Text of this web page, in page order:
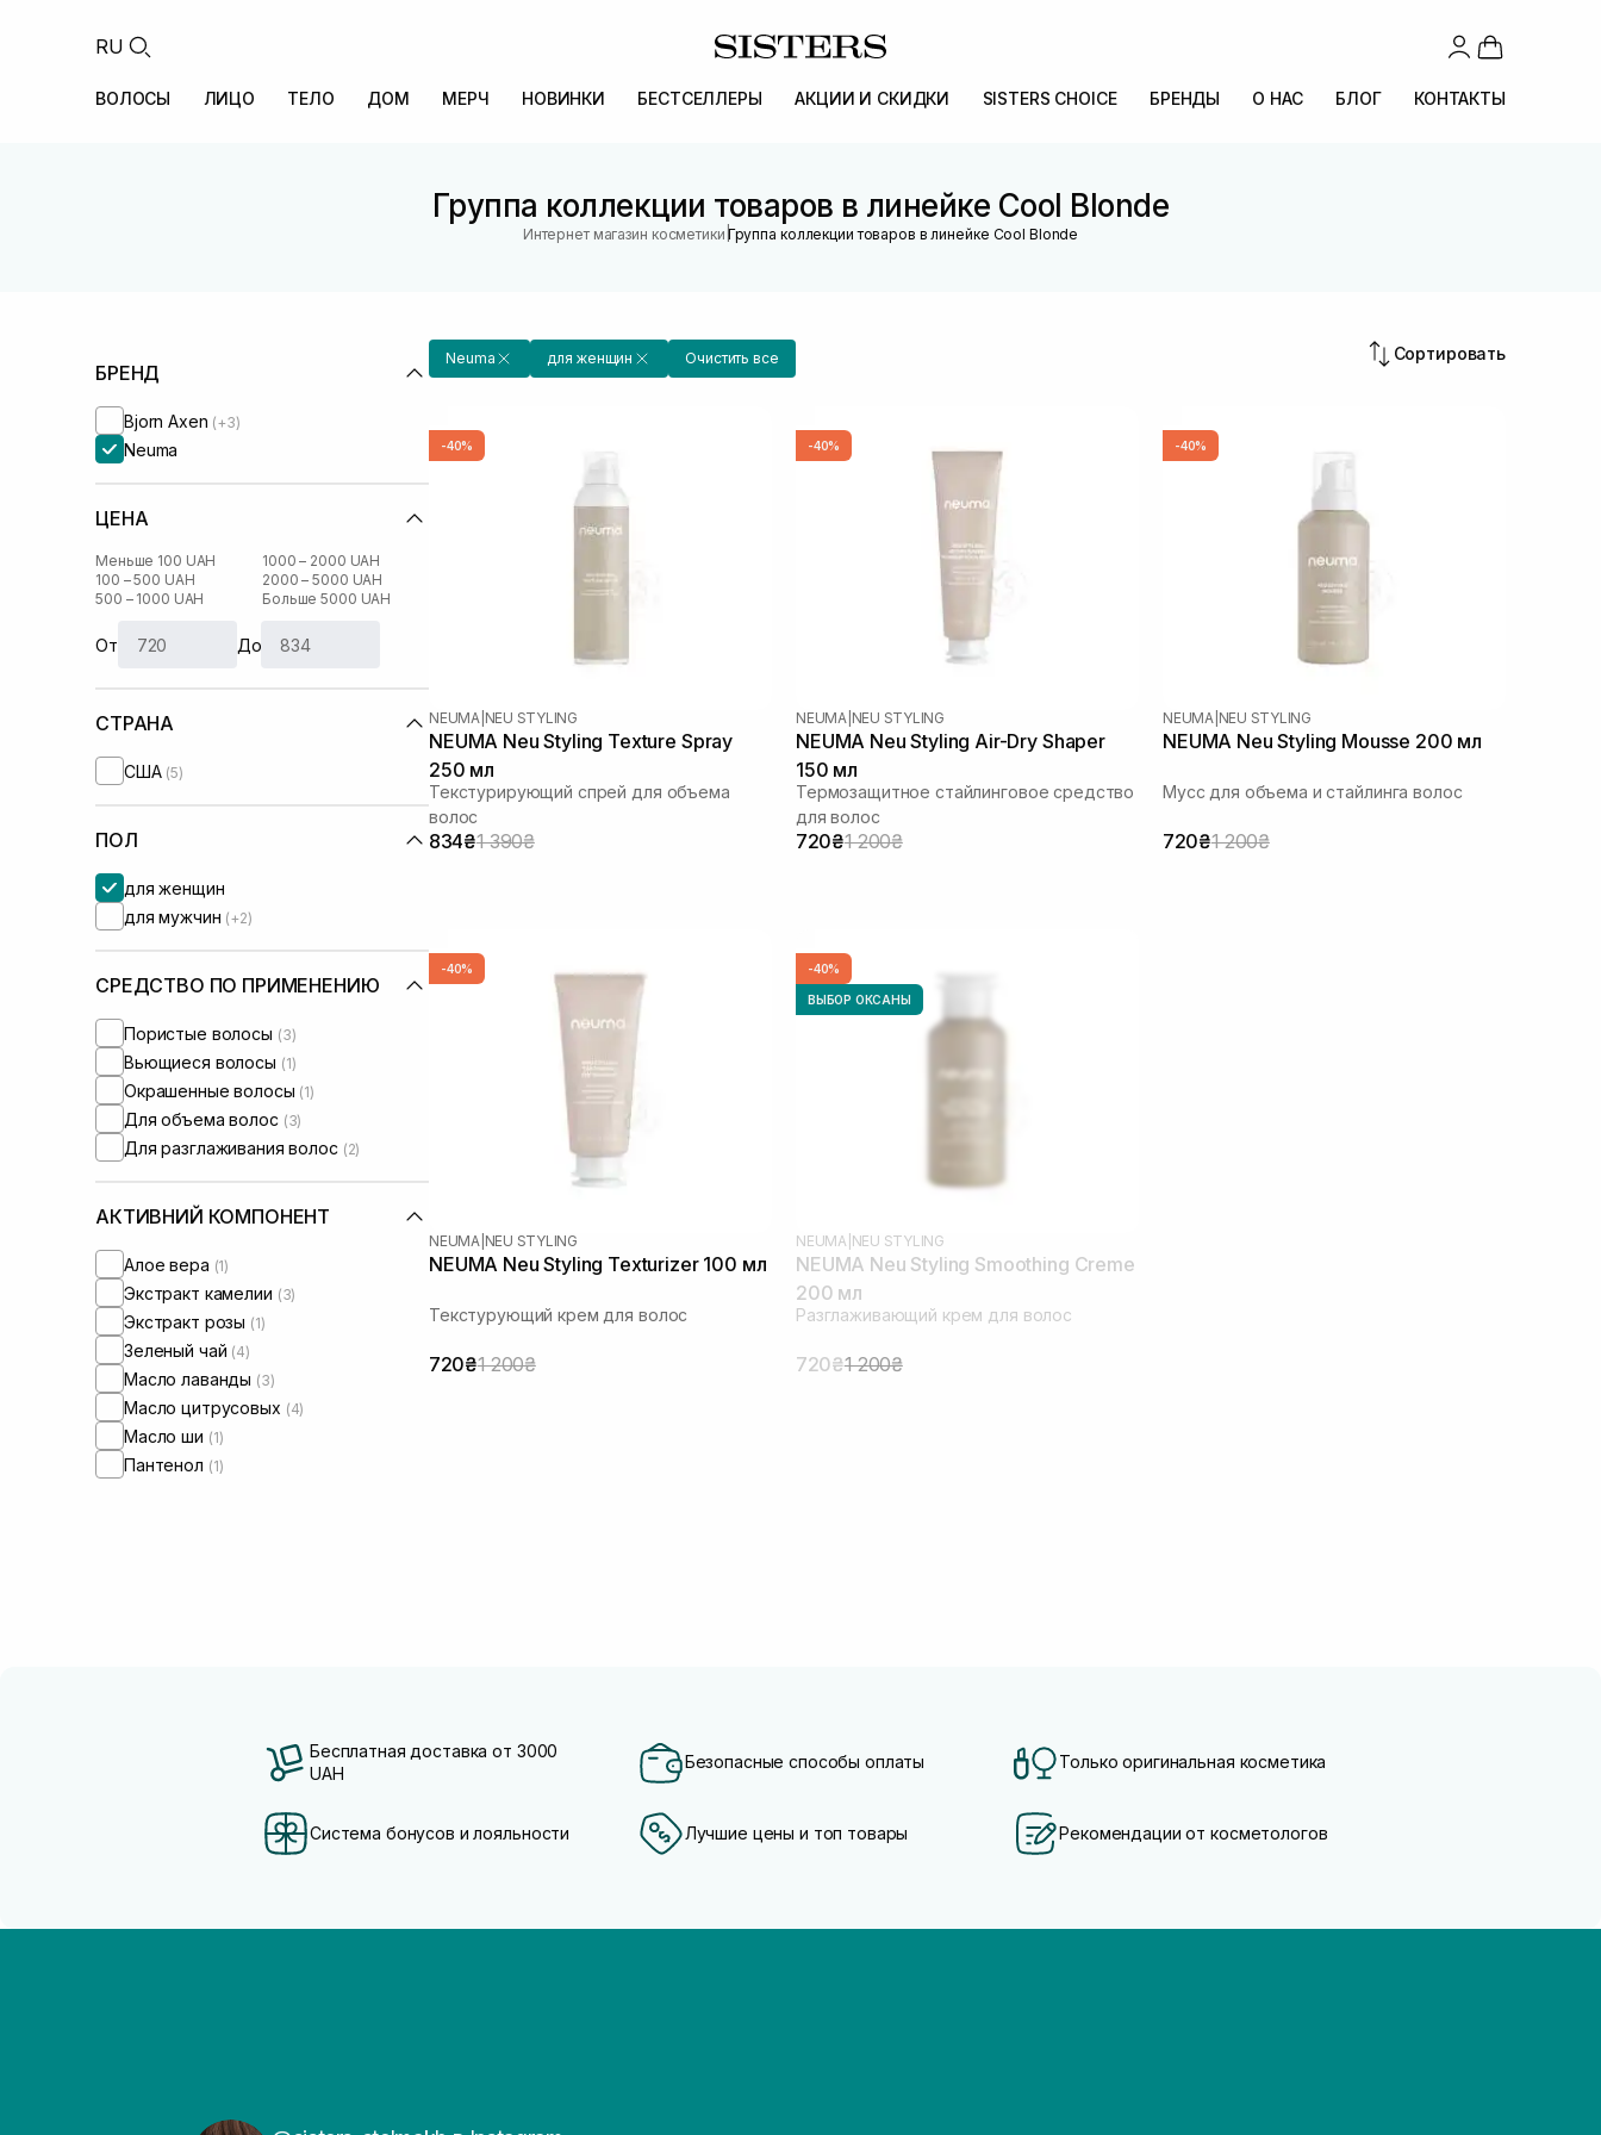
RU
ВОЛОСЫ ЛИЦО ТЕЛО ДОМ МЕРЧ НОВИНКИ БЕСТСЕЛЛЕРЫ АКЦИИ И СКИДКИ SISTERS CHOICE БРЕНДЫ О НАС БЛОГ КОНТАКТЫ
Группа коллекции товаров в линейке Cool Blonde
Интернет магазин косметики |Группа коллекции товаров в линейке Cool Blonde
БРЕНД
Bjorn Axen (+3)
Neuma
ЦЕНА
Меньше 100 UAH
100 – 500 UAH
500 – 1000 UAH
1000 – 2000 UAH
2000 – 5000 UAH
Больше 5000 UAH
От До
СТРАНА
США (5)
ПОЛ
для женщин
для мужчин (+2)
СРЕДСТВО ПО ПРИМЕНЕНИЮ
Пористые волосы (3)
Вьющиеся волосы (1)
Окрашенные волосы (1)
Для объема волос (3)
Для разглаживания волос (2)
АКТИВНИЙ КОМПОНЕНТ
Алое вера (1)
Экстракт камелии (3)
Экстракт розы (1)
Зеленый чай (4)
Масло лаванды (3)
Масло цитрусовых (4)
Масло ши (1)
Пантенол (1)
Neuma для женщин Очистить все Сортировать
-40%
NEUMA NEU STYLING
NEUMA Neu Styling Texture Spray
250 мл
Текстурирующий спрей для объема
волос
834₴1 390₴
-40%
NEUMA NEU STYLING
NEUMA Neu Styling Air-Dry Shaper
150 мл
Термозащитное стайлинговое средство
для волос
720₴1 200₴
-40%
NEUMA NEU STYLING
NEUMA Neu Styling Mousse 200 мл
Мусс для объема и стайлинга волос
720₴1 200₴
-40%
NEUMA NEU STYLING
NEUMA Neu Styling Texturizer 100 мл
Текстурующий крем для волос
720₴1 200₴
-40%
ВЫБОР ОКСАНЫ
NEUMA NEU STYLING
NEUMA Neu Styling Smoothing Creme
200 мл
Разглаживающий крем для волос
720₴1 200₴
Бесплатная доставка от 3000
UAH
Безопасные способы оплаты Только оригинальная косметика
Система бонусов и лояльности Лучшие цены и топ товары Рекомендации от косметологов